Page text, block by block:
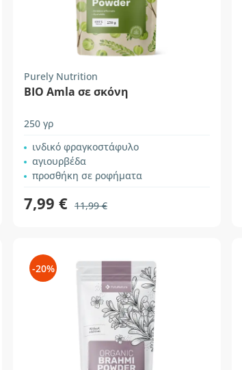
Purely Nutrition
BIO Αmla σε σκόνη
250 γρ
ινδικό φραγκοστάφυλο
αγιουρβέδα
προσθήκη σε ροφήματα
7,99 € 11,99 €
-20%